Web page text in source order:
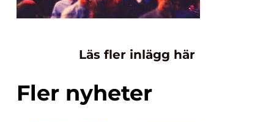
Läs fler inlägg här
Fler nyheter